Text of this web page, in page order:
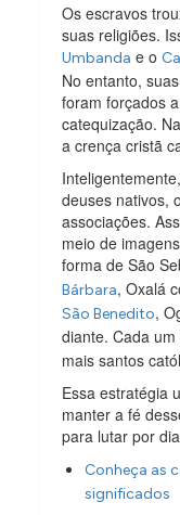
Os escravos
suas religiões.
Umbanda e o
No entanto,
foram forçados
catequização.
a crença cristã
deuses nativos,
associações.
meio de
forma de São
Bárbara, Oxalá
São Benedito,
diante. Cada
mais santos
Essa estratégia
manter a fé
para lutar por
Conheça as
significados